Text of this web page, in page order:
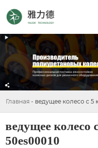
Главная - ведущее колесо с 5
ведущее колесо
50es00010